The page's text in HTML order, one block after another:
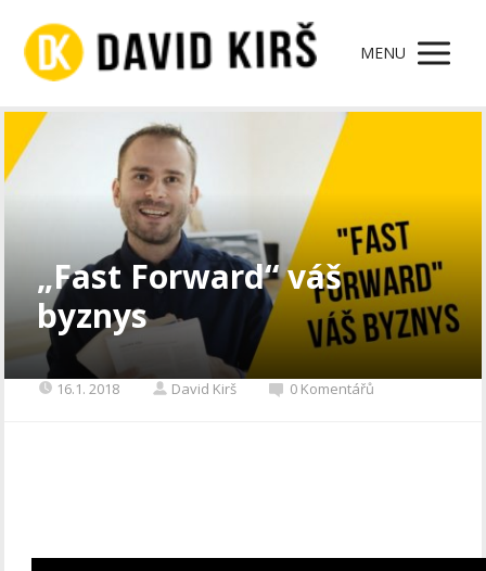
MENU
„Fast Forward“ váš
byznys
16.1. 2018 David Kirš 0 Komentářů